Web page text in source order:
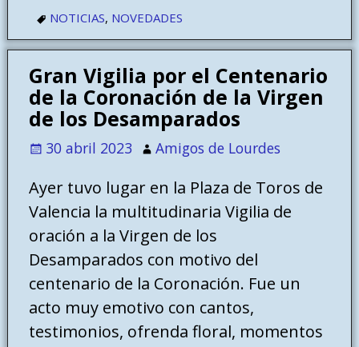
NOTICIAS, NOVEDADES
Gran Vigilia por el Centenario
de la Coronación de la Virgen
de los Desamparados
30 abril 2023 Amigos de Lourdes
Ayer tuvo lugar en la Plaza de Toros de
Valencia la multitudinaria Vigilia de
oración a la Virgen de los
Desamparados con motivo del
centenario de la Coronación. Fue un
acto muy emotivo con cantos,
testimonios, ofrenda floral, momentos